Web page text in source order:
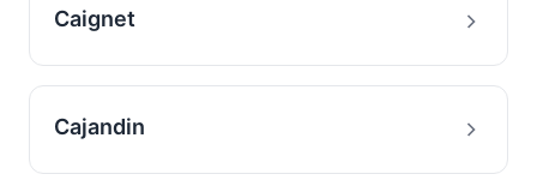
Caignet
Cajandin